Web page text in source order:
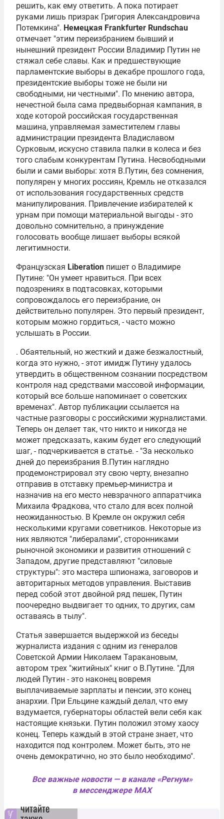
решить, как ему ответить. А пока потирает
руками лишь призрак Григория Александровича
Потемкина". Немецкая Frankfurter Rundschau
отмечает "этим переизбранием бывший и
нынешний президент России Владимир Путин не
стяжал себе славы. Как и предшествующие
парламентские выборы в декабре прошлого года,
президентские выборы тоже не были ни
свободными, ни честными". По мнению автора,
нечестной была сама предвыборная кампания, в
ходе которой российская государственная
машина, управляемая заместителем главы
администрации президента Владиславом
Сурковым, искусно ставила палки в колеса и без
того слабым конкурентам Путина. Несвободными
были и сами выборы: хотя В.Путин, без сомнения,
популярен у многих россиян, Кремль не отказался
от использования государственных средств
манипулирования. Привлечение избирателей к
урнам при помощи материальной выгоды - это
довольно сомнительно, а принуждение
голосовать вообще лишает выборы всякой
легитимности.
Французская Liberation пишет о Владимире
Путине: "Он умеет нравиться. При всех
подозрениях в подтасовках, которыми
сопровождалось его переизбрание, он
действительно популярен. Это первый президент,
которым можно гордиться, - часто можно
услышать в России.
. Обаятельный, но жесткий и даже безжалостный,
когда это нужно, - этот имидж Путину удалось
утвердить в общественном сознании посредством
контроля над средствами массовой информации,
который все больше напоминает о советских
временах". Автор публикации ссылается на
частные разговоры с российскими журналистами.
Теперь он делает так, что никто и никогда не
может предсказать, каким будет его следующий
шаг, - подчеркивается в статье. - "За несколько
дней до переизбрания В.Путин наглядно
продемонстрировал эту свою черту, внезапно
отправив в отставку премьер-министра и
назначив на его место невзрачного аппаратчика
Михаила Фрадкова, что стало для всех полной
неожиданностью. В Кремле он окружил себя
несколькими кругами советников. Некоторые из
них являются "либералами", сторонниками
рыночной экономики и развития отношений с
Западом, другие представляют "силовые
структуры": это мастера шпионажа, заговоров и
авторитарных методов управления. Выставив
перед собой этот двойной ряд пешек, Путин
поочередно выдвигает то одних, то других, сам
оставаясь в тылу".
Статья завершается выдержкой из беседы
журналиста издания с одним из генералов
Советской Армии Николаем Таракановым,
автором трех "житийных" книг о В.Путине. "Для
людей Путин - это наконец вовремя
выплачиваемые зарплаты и пенсии, это конец
анархии. При Ельцине каждый делал, что ему
вздумается, губернаторы областей вели себя как
настоящие князьки. Путин положил этому хаосу
конец. Теперь каждый в этой стране знает, что
находится под контролем. Может быть, это не
очень демократично, но это было необходимо".
Все важные новости — в канале «Регнум»
в мессенджере MAX
читайте